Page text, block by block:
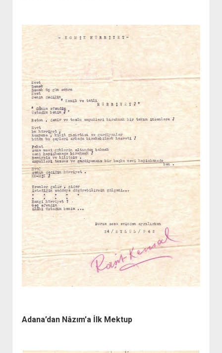
Adana’dan Nâzım’a İlk Mektup